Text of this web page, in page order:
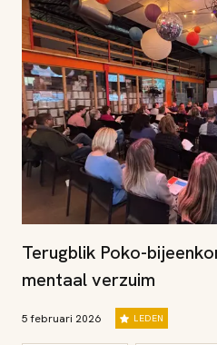
Terugblik Poko-
mentaal verzuim
5 februari 2026 LEDEN